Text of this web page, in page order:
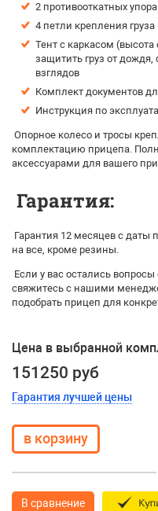
2 противооткатных упора
4 петли крепления груза
Тент с каркасом
защитить груз от дождя,
взглядов
Комплект документов
Инструкция по
Опорное колесо и тросы
комплектацию прицепа.
аксессуарами для вашего
Гарантия:
Гарантия 12 месяцев с даты
на все, кроме резины.
Если у вас остались
свяжитесь с нашими
подобрать прицеп для
Цена в выбранной
151250 руб
Гарантия лучшей цены
В сравнение